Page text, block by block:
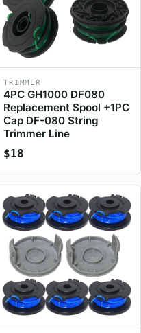
TRIMMER
4PC GH1000 DF080
Replacement Spool +1PC
Cap DF-080 String
Trimmer Line
$18